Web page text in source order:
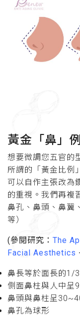
黃金「鼻」
想要微調您五官的
所謂的「黃金比例
可以自作主張改為
的重視。我們再複
鼻孔、鼻頭、鼻翼
等）
(參閱研究： The
Facial Aesthetics
鼻長等於面長的1/3
側面鼻柱與人中呈
鼻頭與鼻柱呈
鼻孔為球形